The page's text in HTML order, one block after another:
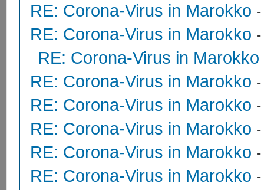
RE: Corona-Virus in Marokko
RE: Corona-Virus in Marokko
RE: Corona-Virus in Marokko
RE: Corona-Virus in Marokko
RE: Corona-Virus in Marokko
RE: Corona-Virus in Marokko
RE: Corona-Virus in Marokko
RE: Corona-Virus in Marokko